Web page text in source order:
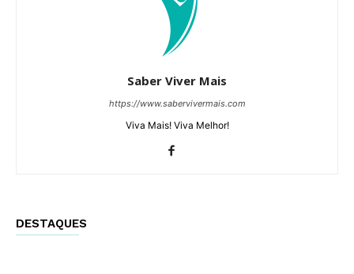
Saber Viver Mais
https://www.sabervivermais.com
Viva Mais! Viva Melhor!
DESTAQUES